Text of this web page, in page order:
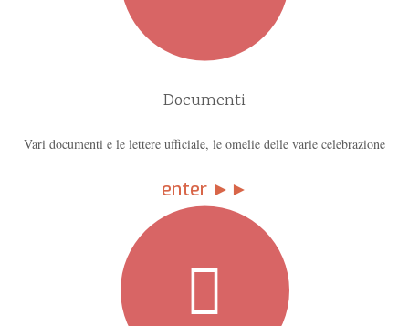
Documenti
Vari documenti e le lettere ufficiale, le omelie delle varie celebrazione
enter ►►